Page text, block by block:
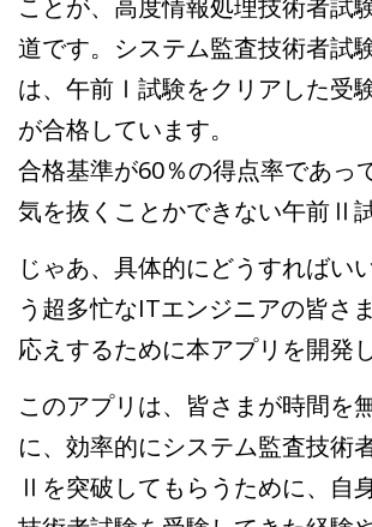
ことが、高度情報処理技術者試
道です。システム監査技術者試
は、午前Ⅰ試験をクリアした受
が合格しています。
合格基準が60％の得点率であっ
気を抜くことかできない午前Ⅱ試
じゃあ、具体的にどうすればい
う超多忙なITエンジニアの皆さ
応えするために本アプリを開発
このアプリは、皆さまが時間を
に、効率的にシステム監査技術
Ⅱを突破してもらうために、自